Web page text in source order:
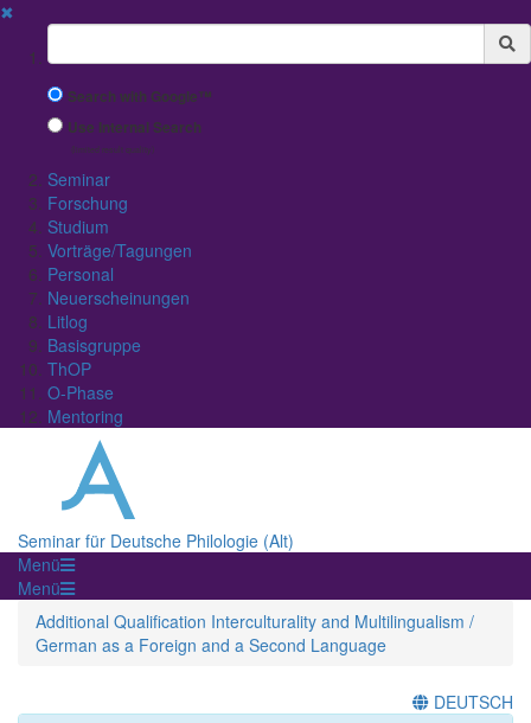
✖
Suchbegriff
Search with Google™
Use Internal Search
(limited result quality)
Seminar
Forschung
Studium
Vorträge/Tagungen
Personal
Neuerscheinungen
Litlog
Basisgruppe
ThOP
O-Phase
Mentoring
Seminar für Deutsche Philologie (Alt)
Menü
Menü
Additional Qualification Interculturality and Multilingualism /
German as a Foreign and a Second Language
DEUTSCH